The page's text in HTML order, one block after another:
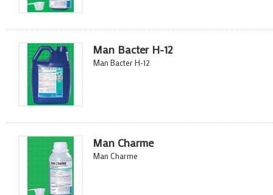
Man Bacter H-12
Man Bacter H-12
Man Charme
Man Charme